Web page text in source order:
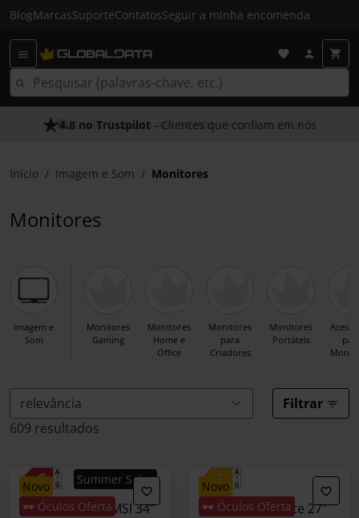
BlogMarcasSuporteContatosSeguir a minha encomenda
Envio Gratuito em 24 HRS- Acima dos 50€
Início Imagem e Som Monitores
Monitores
Imagem e
Som
Monitores
Gaming
Monitores
Home e
Office
Monitores
para
Criadores
Monitores
Portáteis
Filtrar
609 resultados
novo
🕶️ Óculos Oferta
Summer Sales
Monitor Curvo MSI 34"
novo
🕶️ Óculos Oferta
Monitor Gigabyte 27"